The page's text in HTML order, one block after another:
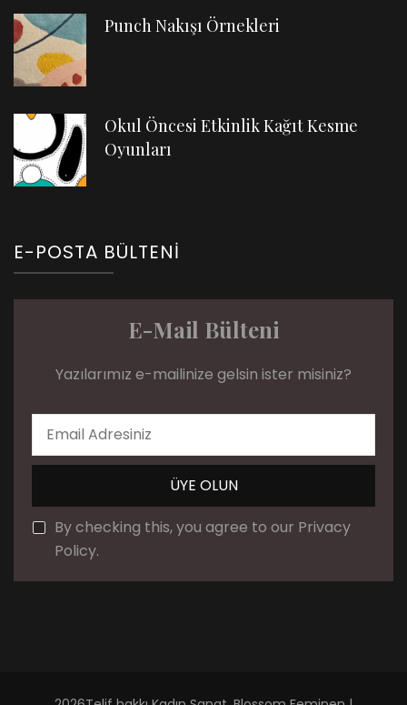
Punch Nakışı Örnekleri
Okul Öncesi Etkinlik Kağıt Kesme
Oyunları
E-POSTA BÜLTENI
E-Mail Bülteni
Yazılarımız e-mailinize gelsin ister misiniz?
By checking this, you agree to our Privacy
Policy.